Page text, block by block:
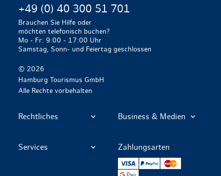
+49 (0) 40 300 51 701
Brauchen Sie Hilfe oder
möchten telefonisch buchen?
Mo - Fr: 9:00 - 17:00 Uhr
Samstag, Sonn- und Feiertag geschlossen
© 2026
Hamburg Tourismus GmbH
Alle Rechte vorbehalten
Rechtliches Business & Medien
Services Zahlungsarten
PayPal